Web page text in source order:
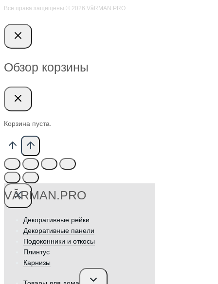
Все права защищены © 2026 VӑRMAN.PRO
Обзор корзины
Корзина пуста.
VӐRMAN.PRO
Декоративные рейки
Декоративные панели
Подоконники и откосы
Плинтус
Карнизы
Переключить
дочернее